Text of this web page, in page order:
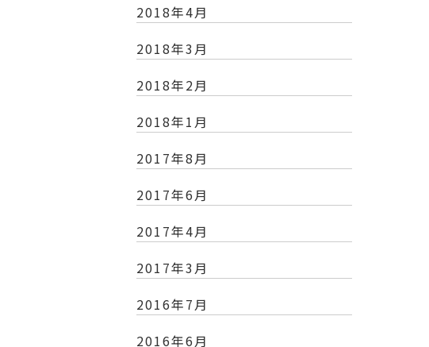
2018年4月
2018年3月
2018年2月
2018年1月
2017年8月
2017年6月
2017年4月
2017年3月
2016年7月
2016年6月